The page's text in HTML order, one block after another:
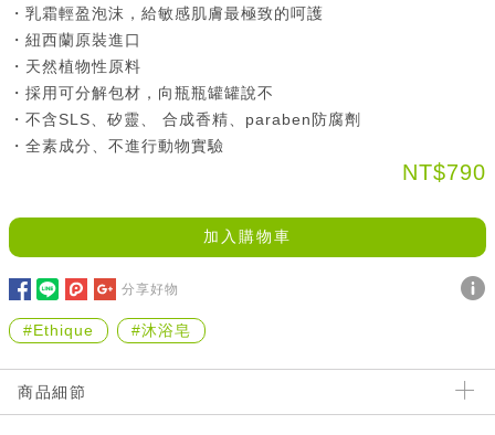
・乳霜輕盈泡沫，給敏感肌膚最極致的呵護
・紐西蘭原裝進口
・天然植物性原料
・採用可分解包材，向瓶瓶罐罐說不
・不含SLS、矽靈、 合成香精、paraben防腐劑
・全素成分、不進行動物實驗
NT$790
加入購物車
分享好物
#Ethique #沐浴皂
商品細節